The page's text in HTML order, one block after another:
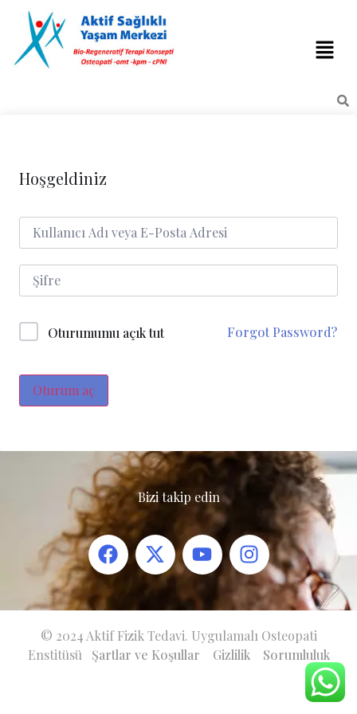
Hoşgeldiniz
Oturumumu açık tut Forgot Password?
Oturum aç
Bizi takip edin
© 2024 Aktif Fizik Tedavi. Uygulamalı Osteopati
Enstitüsü Şartlar ve Koşullar Gizlilik Sorumluluk